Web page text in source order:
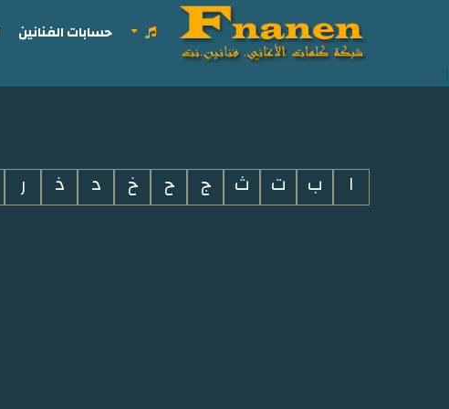
i
حسابات الفنانين
ا ب ت ث ج ح خ د ذ ر